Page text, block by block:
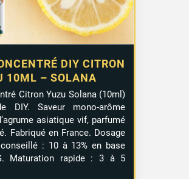
DIY CITRON
10ML – SOLANA
Citron Yuzu Solana (10ml)
DIY. Saveur mono-arôme
asiatique vif, parfumé
Fabriqué en France. Dosage
: 10 à 13% en base
Maturation rapide : 3 à 5